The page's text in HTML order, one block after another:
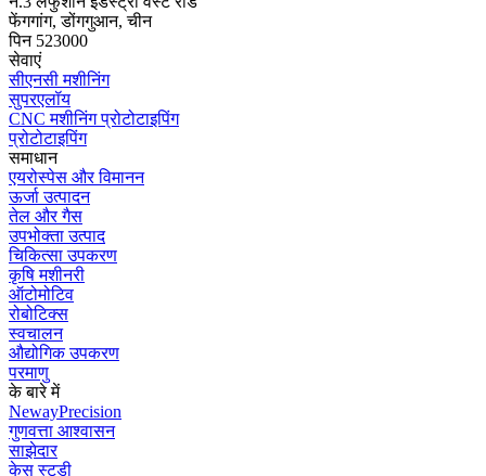
फेंगगांग, डोंगगुआन, चीन
पिन 523000
सेवाएं
सीएनसी मशीनिंग
सुपरएलॉय
CNC मशीनिंग प्रोटोटाइपिंग
प्रोटोटाइपिंग
समाधान
एयरोस्पेस और विमानन
ऊर्जा उत्पादन
तेल और गैस
उपभोक्ता उत्पाद
चिकित्सा उपकरण
कृषि मशीनरी
ऑटोमोटिव
रोबोटिक्स
स्वचालन
औद्योगिक उपकरण
परमाणु
के बारे में
NewayPrecision
गुणवत्ता आश्वासन
साझेदार
केस स्टडी